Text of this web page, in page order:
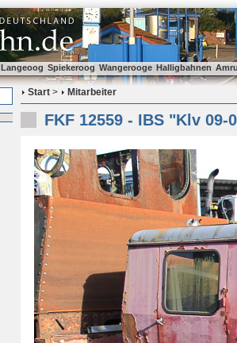
Langeoog Spiekeroog Wangerooge Halligbahnen
Start > Mitarbeiter
FKF 12559 - IBS "Klv 09-